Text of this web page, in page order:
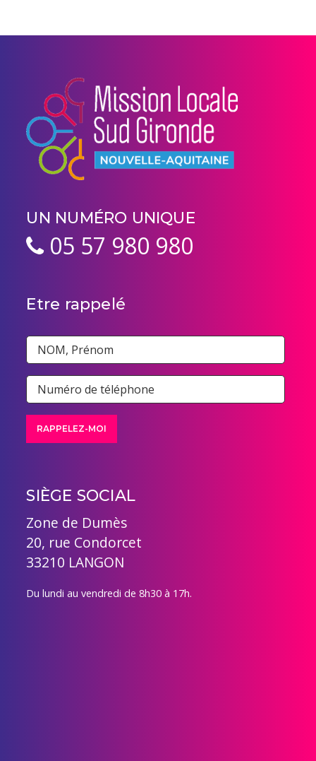
UN NUMÉRO UNIQUE
05 57 980 980
Etre rappelé
SIÈGE SOCIAL
Zone de Dumès
20, rue Condorcet
33210 LANGON
Du lundi au vendredi de 8h30 à 17h.